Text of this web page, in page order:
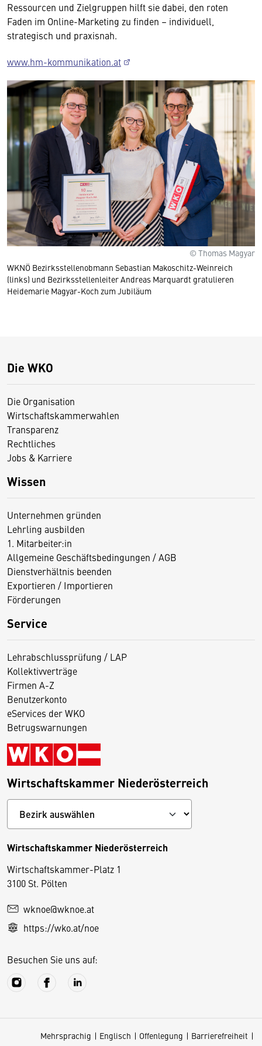
Ressourcen und Zielgruppen hilft sie dabei, den roten
Faden im Online-Marketing zu finden – individuell,
strategisch und praxisnah.
www.hm-kommunikation.at
© Thomas Magyar
WKNÖ Bezirksstellenobmann Sebastian Makoschitz-Weinreich
(links) und Bezirksstellenleiter Andreas Marquardt gratulieren
Heidemarie Magyar-Koch zum Jubiläum
Die WKO
Die Organisation
Wirtschaftskammerwahlen
Transparenz
Rechtliches
Jobs & Karriere
Wissen
Unternehmen gründen
Lehrling ausbilden
1. Mitarbeiter:in
Allgemeine Geschäftsbedingungen / AGB
Dienstverhältnis beenden
Exportieren / Importieren
Förderungen
Service
Lehrabschlussprüfung / LAP
Kollektivverträge
Firmen A-Z
Benutzerkonto
eServices der WKO
Betrugswarnungen
Wirtschaftskammer Niederösterreich
Wirtschaftskammer Niederösterreich
Wirtschaftskammer-Platz 1
3100 St. Pölten
wknoe@wknoe.at
https://wko.at/noe
Besuchen Sie uns auf:
Mehrsprachig Englisch Offenlegung
Barrierefreiheit
D
e
s
S
e